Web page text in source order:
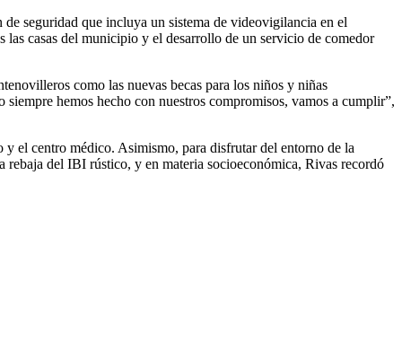
seguridad que incluya un sistema de videovigilancia en el
casas del municipio y el desarrollo de un servicio de comedor
como las nuevas becas para los niños y niñas
hemos hecho con nuestros compromisos, vamos a cumplir”,
el centro médico. Asimismo, para disfrutar del entorno de la
rebaja del IBI rústico, y en materia socioeconómica, Rivas recordó